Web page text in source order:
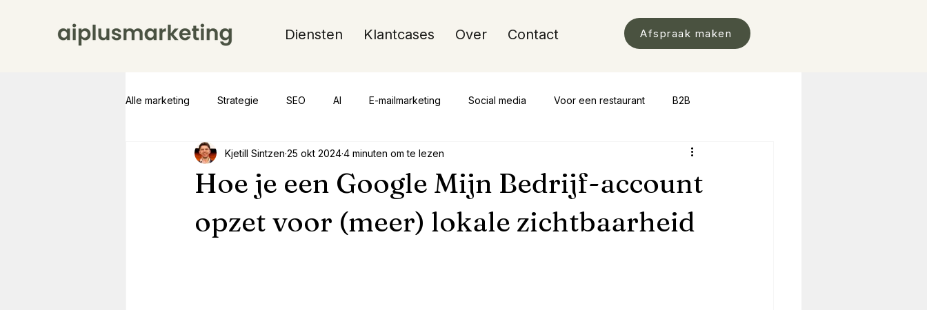
Diensten Klantcases Over Contact Afspraak maken
Alle marketing Strategie SEO AI E-mailmarketing Social media Voor een restaurant B2B
Hoe je een Google Mijn Bedrijf-account
opzet voor (meer) lokale zichtbaarheid
Kjetill Sintzen 25 okt 20244 minuten om te lezen